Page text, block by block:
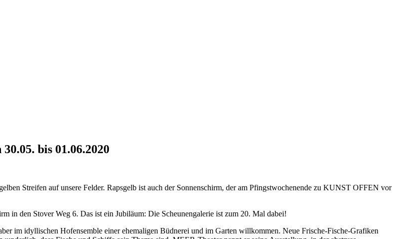
bis 01.06.2020
Streifen auf unsere Felder. Rapsgelb ist auch der Sonnenschirm, der am Pfingstwochenende zu KUNST OFFEN vor
in den Stover Weg 6. Das ist ein Jubiläum: Die Scheunengalerie ist zum 20. Mal dabei!
im idyllischen Hofensemble einer ehemaligen Büdnerei und im Garten willkommen. Neue Frische-Fische-Grafiken